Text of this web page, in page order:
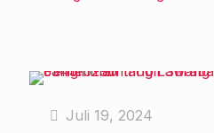
Juli 19, 2024